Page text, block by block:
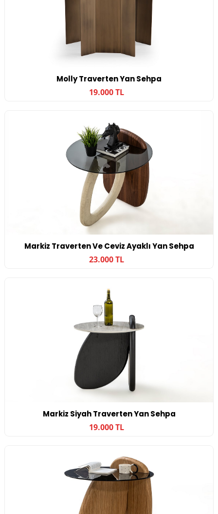
Molly Traverten Yan Sehpa
19.000 TL
Markiz Traverten Ve Ceviz Ayaklı Yan Sehpa
23.000 TL
Markiz Siyah Traverten Yan Sehpa
19.000 TL